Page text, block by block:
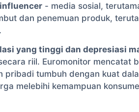
- media sosial,
dan penemuan produk,
yang tinggi dan depresiasi
riil. Euromonitor mencatat
pribadi tumbuh dengan kuat
melebihi kemampuan